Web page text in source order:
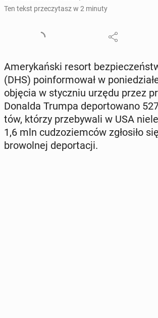
Ten tekst przeczytasz w 2 minuty
Ame­ry­kań­ski resort
(DHS) po­in­for­mo­wał w
objęcia w stycz­niu urzędu przez
Donalda Trumpa de­por­to­wa­no
tów, którzy prze­by­wa­li w USA
1,6 mln cu­dzo­ziem­ców zgło­si­ło
bro­wol­nej de­por­ta­cji.